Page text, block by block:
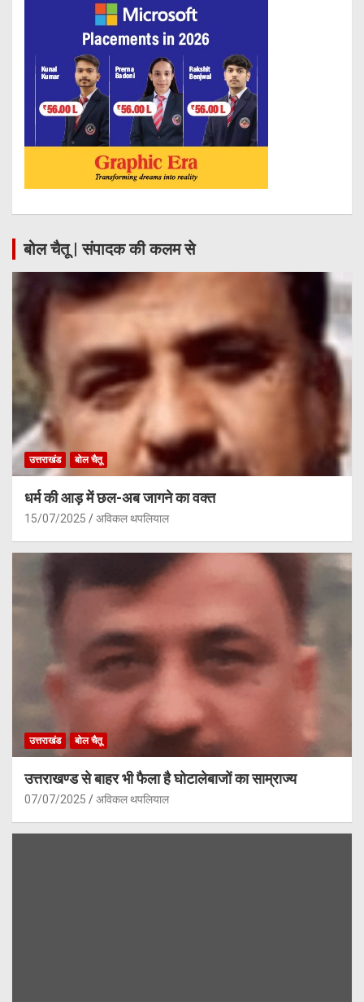
बोल चैतू | संपादक की कलम से
उत्तराखंड बोल चैतू
धर्म की आड़ में छल-अब जागने का वक्त
15/07/2025 अविकल थपलियाल
उत्तराखंड बोल चैतू
उत्तराखण्ड से बाहर भी फैला है घोटालेबाजों का साम्राज्य
07/07/2025 अविकल थपलियाल